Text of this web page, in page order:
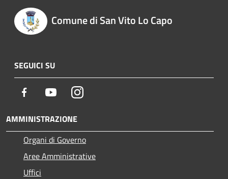
Comune di San Vito Lo Capo
SEGUICI SU
Facebook YoutubeInstagram
AMMINISTRAZIONE
Organi di Governo
Aree Amministrative
Uffici